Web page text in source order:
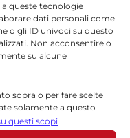
queste tecnologie
dati personali come
o gli ID univoci su questo
Non acconsentire o
su alcune
sopra o per fare scelte
solamente a questo
in qualsiasi momento,
i pulsanti della Cookie
questi scopi